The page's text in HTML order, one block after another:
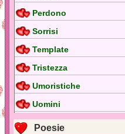
Perdono
Sorrisi
Template
Tristezza
Umoristiche
Uomini
Poesie